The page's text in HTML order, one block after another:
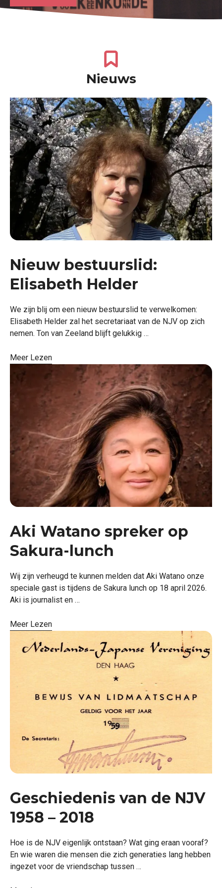
Nieuws
Nieuw bestuurslid:
Elisabeth Helder
We zijn blij om een nieuw bestuurslid te verwelkomen:
Elisabeth Helder zal het secretariaat van de NJV op zich
nemen. Ton van Zeeland blijft gelukkig …
Meer Lezen
Aki Watano spreker op
Sakura-lunch
Wij zijn verheugd te kunnen melden dat Aki Watano onze
speciale gast is tijdens de Sakura lunch op 18 april 2026.
Aki is journalist en …
Meer Lezen
Geschiedenis van de NJV
1958 – 2018
Hoe is de NJV eigenlijk ontstaan? Wat ging eraan vooraf?
En wie waren die mensen die zich generaties lang hebben
ingezet voor de vriendschap tussen …